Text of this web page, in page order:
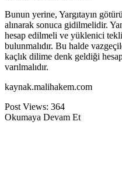
Bunun yerine, Yargıtayın
alınarak sonuca gidilmelidir.
hesap edilmeli ve yüklenici
bulunmalıdır. Bu halde
kaçlık dilime denk geldiği
varılmalıdır.
kaynak.malihakem.com
Post Views: 364
Okumaya Devam Et